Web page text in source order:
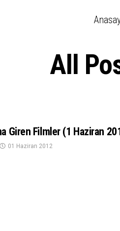
All
Giren Filmler (1 Haziran
01 Haziran 2012